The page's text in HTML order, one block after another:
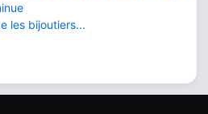
les bijoutiers...